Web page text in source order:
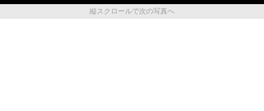
縦スクロールで次の写真へ